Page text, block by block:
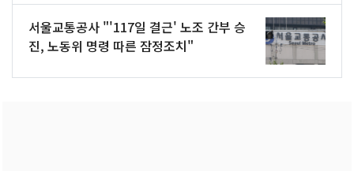
서울교통공사 "'117일 결근' 노조 간부 승
진, 노동위 명령 따른 잠정조치"